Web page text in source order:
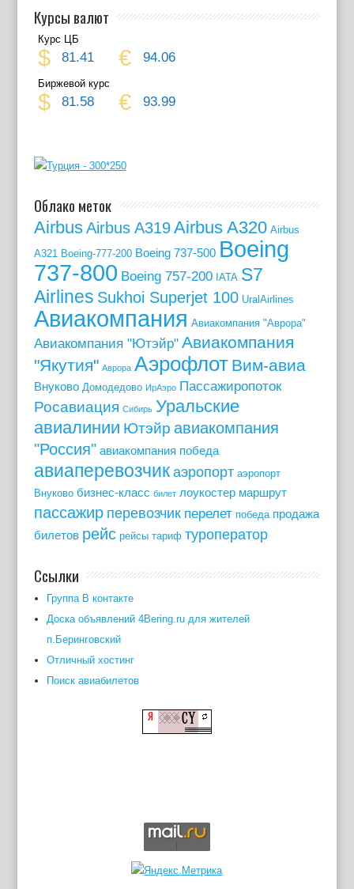
Курсы валют
Курс ЦБ
$ 81.41 € 94.06
Биржевой курс
$ 81.58 € 93.99
Облако меток
Airbus Airbus A319 Airbus A320 Airbus
A321 Boeing-777-200 Boeing 737-500 Boeing
737-800 Boeing 757-200 IATA S7
Airlines Sukhoi Superjet 100 UralAirlines
Авиакомпания Авиакомпания "Аврора"
Авиакомпания "Ютэйр" Авиакомпания
"Якутия" Аврора Аэрофлот Вим-авиа
Внуково Домодедово ИрАэро Пассажиропоток
Росавиация Сибирь Уральские
авиалинии Ютэйр авиакомпания
"Россия" авиакомпания победа
авиаперевозчик аэропорт аэропорт
Внуково бизнес-класс билет лоукостер маршрут
пассажир перевозчик перелет победа продажа
билетов рейс рейсы тариф туроператор
Ссылки
Группа В контакте
Доска объявлений 4Bering.ru для жителей
п.Беринговский
Отличный хостинг
Поиск авиабилетов